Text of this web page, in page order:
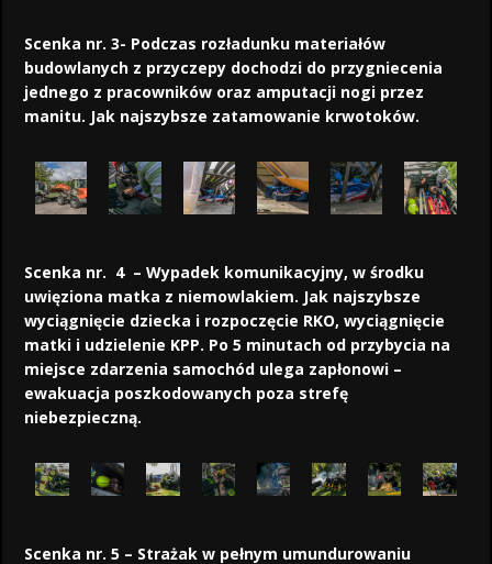
Scenka nr. 3- Podczas rozładunku materiałów
budowlanych z przyczepy dochodzi do przygniecenia
jednego z pracowników oraz amputacji nogi przez
manitu. Jak najszybsze zatamowanie krwotoków.
Scenka nr. 4 – Wypadek komunikacyjny, w środku
uwięziona matka z niemowlakiem. Jak najszybsze
wyciągnięcie dziecka i rozpoczęcie RKO, wyciągnięcie
matki i udzielenie KPP. Po 5 minutach od przybycia na
miejsce zdarzenia samochód ulega zapłonowi –
ewakuacja poszkodowanych poza strefę
niebezpieczną.
Scenka nr. 5 – Strażak w pełnym umundurowaniu